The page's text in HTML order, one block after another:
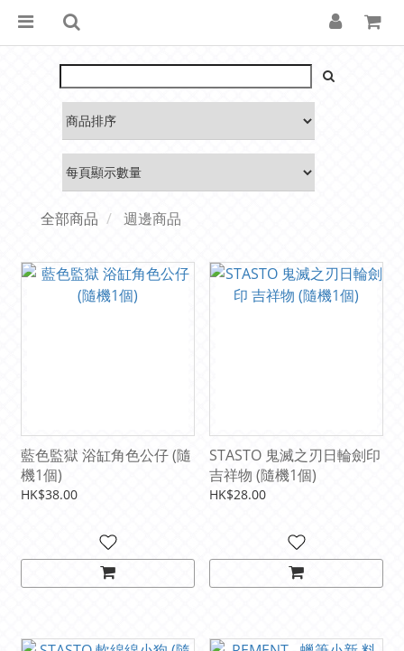
全部商品 週邊商品
藍色監獄 浴缸角色公仔 (隨
機1個)
HK$38.00
STASTO 鬼滅之刃日輪劍印
吉祥物 (隨機1個)
HK$28.00